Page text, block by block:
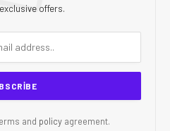
offers.
and policyagreement.